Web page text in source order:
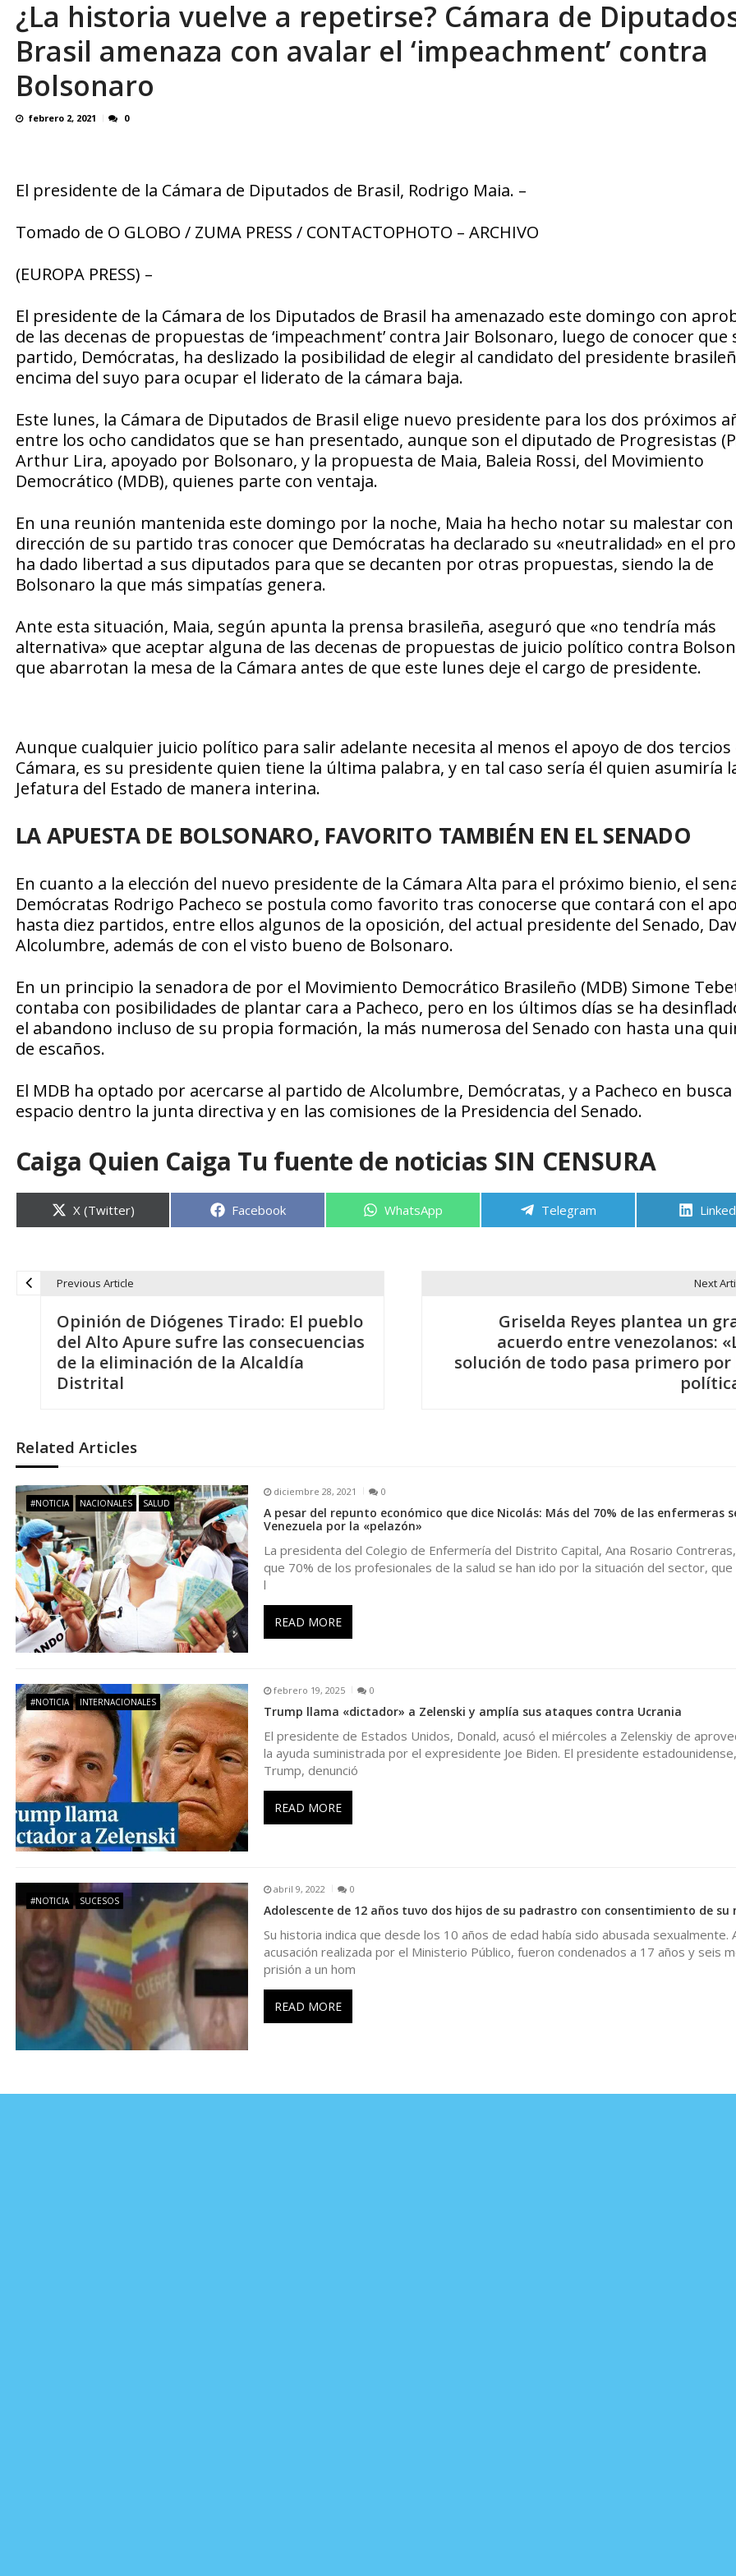
Binance despliega su tarjeta en Venezuela en un mercado impulsado por el auge de... AGOSTO 6, 2026
¿La historia vuelve a repetirse? Cámara de
Brasil amenaza con avalar el ‘impeachment’ contra
Bolsonaro
febrero 2, 2021 0
El presidente de la Cámara de Diputados de Brasil, Rodrigo Maia. –
Tomado de O GLOBO / ZUMA PRESS / CONTACTOPHOTO – ARCHIVO
(EUROPA PRESS) –
El presidente de la Cámara de los Diputados de Brasil ha amenazado este domingo con
de las decenas de propuestas de ‘impeachment’ contra Jair Bolsonaro, luego de conocer que
partido, Demócratas, ha deslizado la posibilidad de elegir al candidato del presidente
encima del suyo para ocupar el liderato de la cámara baja.
Este lunes, la Cámara de Diputados de Brasil elige nuevo presidente para los dos próximos
entre los ocho candidatos que se han presentado, aunque son el diputado de Progresistas
Arthur Lira, apoyado por Bolsonaro, y la propuesta de Maia, Baleia Rossi, del Movimiento
Democrático (MDB), quienes parte con ventaja.
En una reunión mantenida este domingo por la noche, Maia ha hecho notar su malestar con
dirección de su partido tras conocer que Demócratas ha declarado su «neutralidad» en el
ha dado libertad a sus diputados para que se decanten por otras propuestas, siendo la de
Bolsonaro la que más simpatías genera.
Ante esta situación, Maia, según apunta la prensa brasileña, aseguró que «no tendría más
alternativa» que aceptar alguna de las decenas de propuestas de juicio político contra
que abarrotan la mesa de la Cámara antes de que este lunes deje el cargo de presidente.
Aunque cualquier juicio político para salir adelante necesita al menos el apoyo de dos tercios
Cámara, es su presidente quien tiene la última palabra, y en tal caso sería él quien asumiría
Jefatura del Estado de manera interina.
LA APUESTA DE BOLSONARO, FAVORITO TAMBIÉN EN EL SENADO
En cuanto a la elección del nuevo presidente de la Cámara Alta para el próximo bienio, el
Demócratas Rodrigo Pacheco se postula como favorito tras conocerse que contará con el
hasta diez partidos, entre ellos algunos de la oposición, del actual presidente del Senado,
Alcolumbre, además de con el visto bueno de Bolsonaro.
En un principio la senadora de por el Movimiento Democrático Brasileño (MDB) Simone
contaba con posibilidades de plantar cara a Pacheco, pero en los últimos días se ha
el abandono incluso de su propia formación, la más numerosa del Senado con hasta una
de escaños.
El MDB ha optado por acercarse al partido de Alcolumbre, Demócratas, y a Pacheco en busca
espacio dentro la junta directiva y en las comisiones de la Presidencia del Senado.
Caiga Quien Caiga Tu fuente de noticias SIN CENSURA
Compartir
en
X (Twitter) Compartir
Facebook Compartir
WhatsApp Compartir
Telegram
g
a
c
i
ó
d
e
e
n
t
r
a
d
a
s
Previous Article
Opinión de Diógenes Tirado: El pueblo
del Alto Apure sufre las consecuencias
de la eliminación de la Alcaldía
Distrital
Next
Griselda Reyes plantea un
acuerdo entre venezolanos:
solución de todo pasa primero por
Related Articles
#NOTICIA NACIONALES SALUD
diciembre 28, 2021 0
A pesar del repunto económico que dice Nicolás: Más del 70% de las enfermeras
Venezuela por la «pelazón»
La presidenta del Colegio de Enfermería del Distrito Capital, Ana Rosario
que 70% de los profesionales de la salud se han ido por la situación del sector,
l
READ MORE
#NOTICIA INTERNACIONALES
febrero 19, 2025 0
Trump llama «dictador» a Zelenski y amplía sus ataques contra Ucrania
El presidente de Estados Unidos, Donald, acusó el miércoles a Zelenskiy de
la ayuda suministrada por el expresidente Joe Biden. El presidente
Trump, denunció
READ MORE
#NOTICIA SUCESOS
abril 9, 2022 0
Adolescente de 12 años tuvo dos hijos de su padrastro con consentimiento de su
Su historia indica que desde los 10 años de edad había sido abusada sexualmente.
acusación realizada por el Ministerio Público, fueron condenados a 17 años y seis
prisión a un hom
READ MORE